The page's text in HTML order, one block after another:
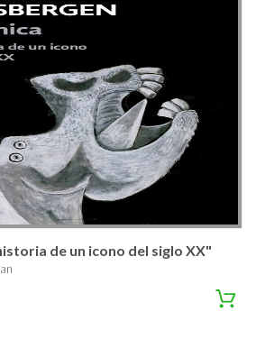
de un icono del siglo XX"